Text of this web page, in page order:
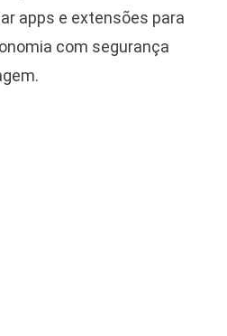
apps e extensões para
com segurança